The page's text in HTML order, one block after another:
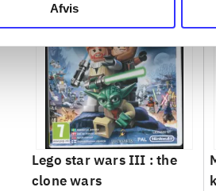
Afvis
Lego star wars III : the
clone wars